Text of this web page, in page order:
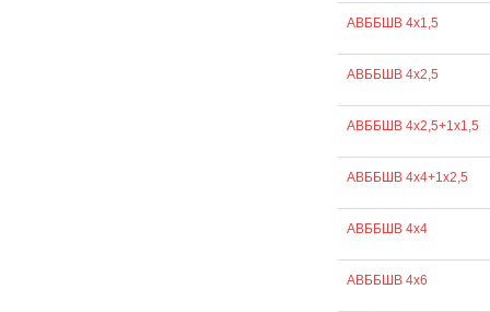
АВББШВ 4х1,5
АВББШВ 4х2,5
АВББШВ 4х2,5+1х1,5
АВББШВ 4х4+1х2,5
АВББШВ 4х4
АВББШВ 4х6